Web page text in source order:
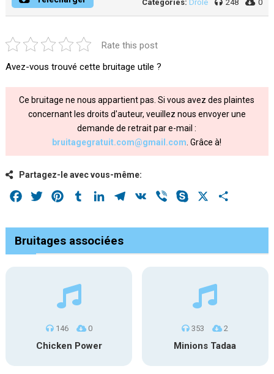
Catégories: Drole 248 0
Rate this post
Avez-vous trouvé cette bruitage utile ?
Ce bruitage ne nous appartient pas. Si vous avez des plaintes
concernant les droits d'auteur, veuillez nous envoyer une
demande de retrait par e-mail :
bruitagegratuit.com@gmail.com . Grâce à!
Partagez-le avec vous-même:
Facebook
Twitter PinterestTumblrLinkedInTelegram
VK Viber Skype
Bruitages associées
146 0
Chicken Power
353 2
Minions Tadaa